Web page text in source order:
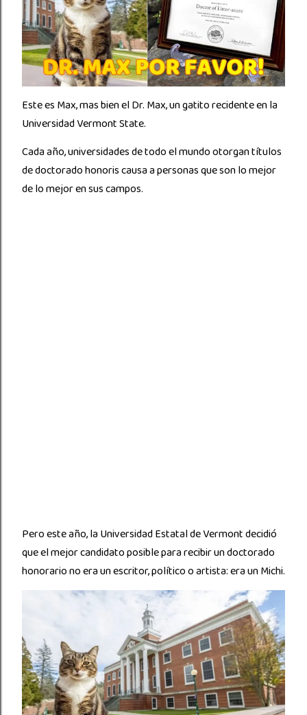
Este es Max, mas bien el Dr. Max, un gatito recidente en la
Universidad Vermont State.
Cada año, universidades de todo el mundo otorgan títulos
de doctorado honoris causa a personas que son lo mejor
de lo mejor en sus campos.
Pero este año, la Universidad Estatal de Vermont decidió
que el mejor candidato posible para recibir un doctorado
honorario no era un escritor, político o artista: era un Michi.